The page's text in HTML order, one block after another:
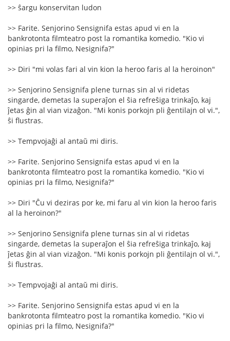
>> ŝargu konservitan ludon
>> Farite. Senjorino Sensignifa estas apud vi en la
bankrotonta filmteatro post la romantika komedio. "Kio vi
opinias pri la filmo, Nesignifa?"
>> Diri "mi volas fari al vin kion la heroo faris al la heroinon"
>> Senjorino Sensignifa plene turnas sin al vi ridetas
singarde, demetas la superaĵon el ŝia refreŝiga trinkaĵo, kaj
ĵetas ĝin al vian vizaĝon. "Mi konis porkojn pli ĝentilajn ol vi.",
ŝi flustras.
>> Tempvojaĝi al antaŭ mi diris.
>> Farite. Senjorino Sensignifa estas apud vi en la
bankrotonta filmteatro post la romantika komedio. "Kio vi
opinias pri la filmo, Nesignifa?"
>> Diri "Ĉu vi deziras por ke, mi faru al vin kion la heroo faris
al la heroinon?"
>> Senjorino Sensignifa plene turnas sin al vi ridetas
singarde, demetas la superaĵon el ŝia refreŝiga trinkaĵo, kaj
ĵetas ĝin al vian vizaĝon. "Mi konis porkojn pli ĝentilajn ol vi.",
ŝi flustras.
>> Tempvojaĝi al antaŭ mi diris.
>> Farite. Senjorino Sensignifa estas apud vi en la
bankrotonta filmteatro post la romantika komedio. "Kio vi
opinias pri la filmo, Nesignifa?"